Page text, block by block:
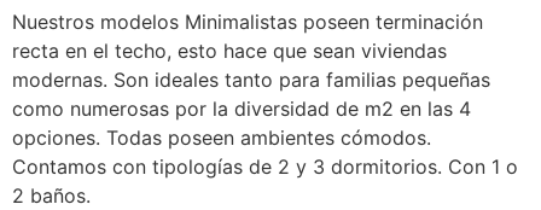
Nuestros modelos Minimalistas poseen terminación
recta en el techo, esto hace que sean viviendas
modernas. Son ideales tanto para familias pequeñas
como numerosas por la diversidad de m2 en las 4
opciones. Todas poseen ambientes cómodos.
Contamos con tipologías de 2 y 3 dormitorios. Con 1 o
2 baños.